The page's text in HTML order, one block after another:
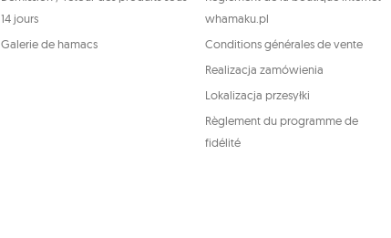
Pour plus d'informations, veuillez visiter:www.mouton.pl/
14 jours
Galerie de hamacs
whamaku.pl
Conditions générales de vente
Realizacja zamówienia
Lokalizacja przesyłki
Règlement du programme de
fidélité